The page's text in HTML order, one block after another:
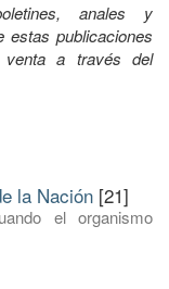
anales y
estas publicaciones
a través del
la Nación [21]
el organismo